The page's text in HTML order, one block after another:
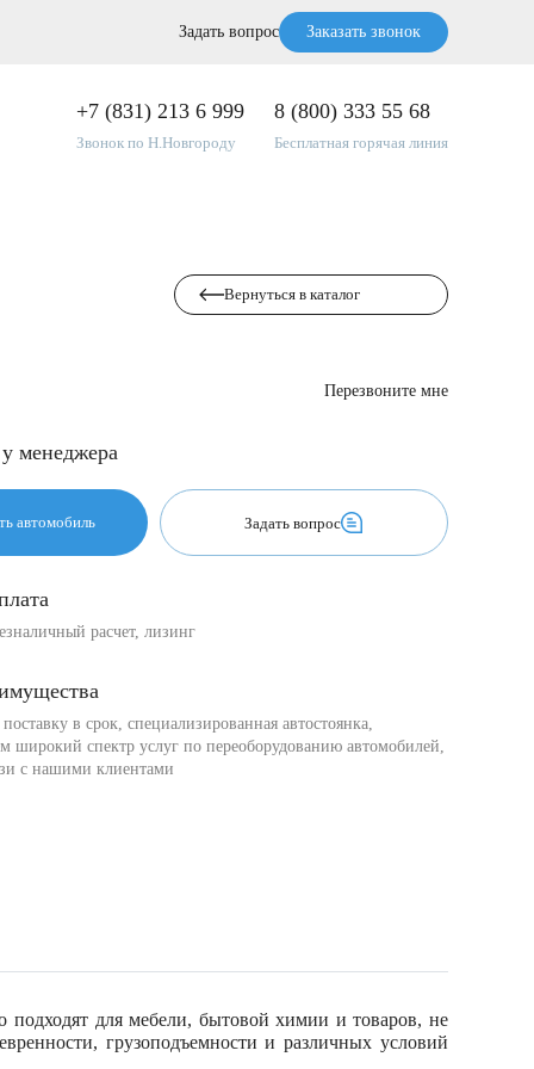
Задать вопрос Заказать звонок
+7 (831) 213 6 999
Звонок по Н.Новгороду
8 (800) 333 55 68
Бесплатная горячая линия
Вернуться в каталог
Перезвоните мне
менеджера
Забронировать автомобиль Задать вопрос
расчет, лизинг
в срок, специализированная автостоянка,
широкий спектр услуг по переоборудованию автомобилей,
с нашими клиентами
для мебели, бытовой химии и товаров, не
грузоподъемности и различных условий